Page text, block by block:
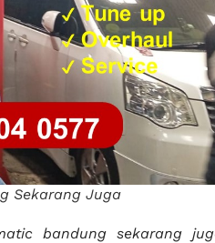
Sekarang Juga
bandung sekarang